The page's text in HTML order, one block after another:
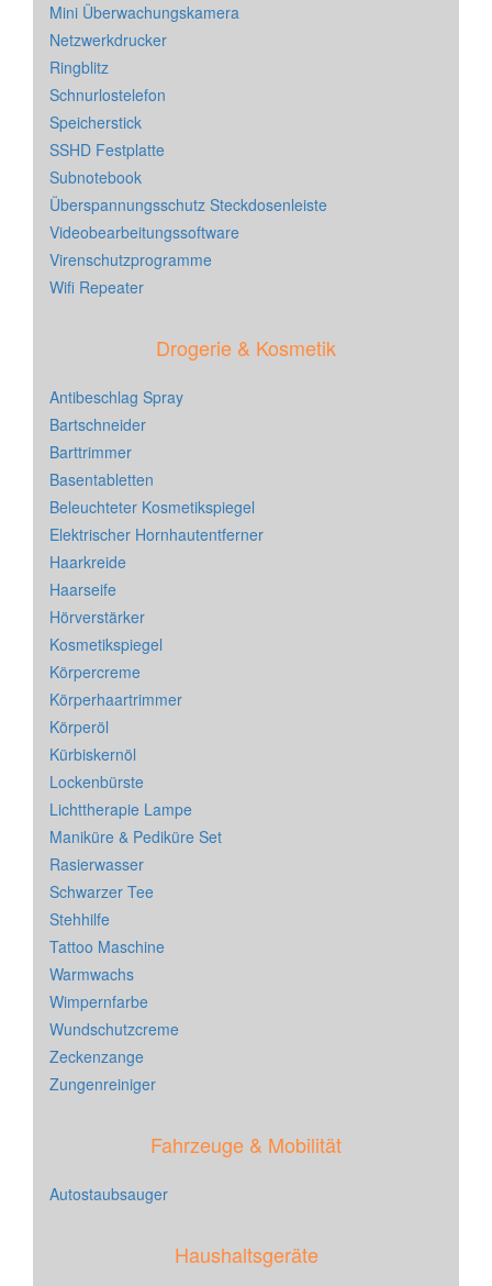
Mini Überwachungskamera
Netzwerkdrucker
Ringblitz
Schnurlostelefon
Speicherstick
SSHD Festplatte
Subnotebook
Überspannungsschutz Steckdosenleiste
Videobearbeitungssoftware
Virenschutzprogramme
Wifi Repeater
Drogerie & Kosmetik
Antibeschlag Spray
Bartschneider
Barttrimmer
Basentabletten
Beleuchteter Kosmetikspiegel
Elektrischer Hornhautentferner
Haarkreide
Haarseife
Hörverstärker
Kosmetikspiegel
Körpercreme
Körperhaartrimmer
Körperöl
Kürbiskernöl
Lockenbürste
Lichttherapie Lampe
Maniküre & Pediküre Set
Rasierwasser
Schwarzer Tee
Stehhilfe
Tattoo Maschine
Warmwachs
Wimpernfarbe
Wundschutzcreme
Zeckenzange
Zungenreiniger
Fahrzeuge & Mobilität
Autostaubsauger
Haushaltsgeräte